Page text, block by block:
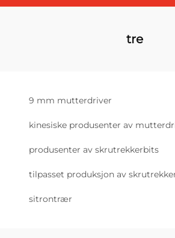
tre
9 mm mutterdriver
kinesiske produsenter av
produsenter av skrutrekkerbits
tilpasset produksjon av
sitrontrær